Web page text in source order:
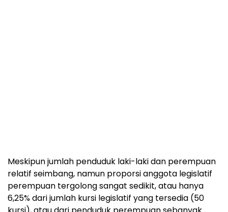
Meskipun jumlah penduduk laki-laki dan perempuan
relatif seimbang, namun proporsi anggota legislatif
perempuan tergolong sangat sedikit, atau hanya
6,25% dari jumlah kursi legislatif yang tersedia (50